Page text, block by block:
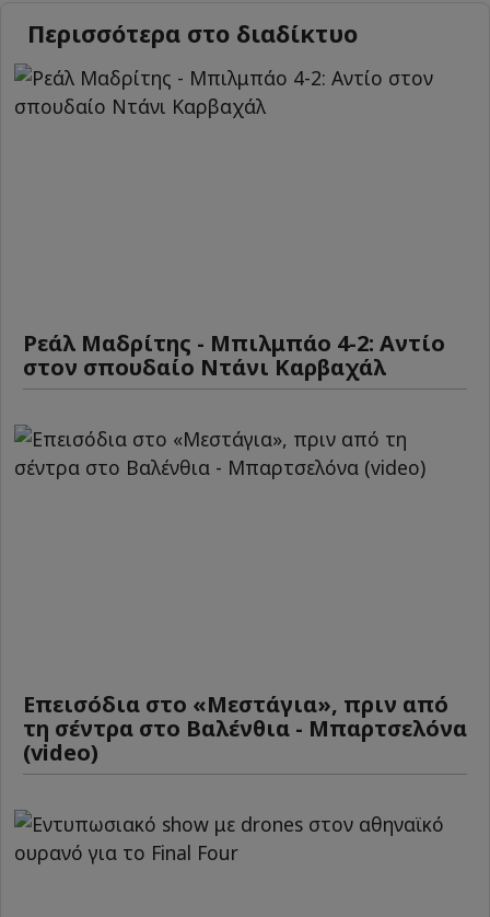
Περισσότερα στο διαδίκτυο
Ρεάλ Μαδρίτης - Μπιλμπάο 4-2: Αντίο
στον σπουδαίο Ντάνι Καρβαχάλ
Επεισόδια στο «Μεστάγια», πριν από
τη σέντρα στο Βαλένθια - Μπαρτσελόνα
(video)